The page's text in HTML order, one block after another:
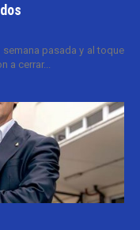
semana pasada y al toque
a cerrar...